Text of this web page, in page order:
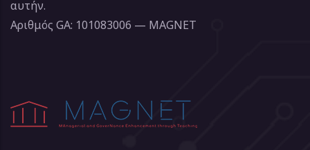
αυτήν.
Αριθμός GA: 101083006 — MAGNET